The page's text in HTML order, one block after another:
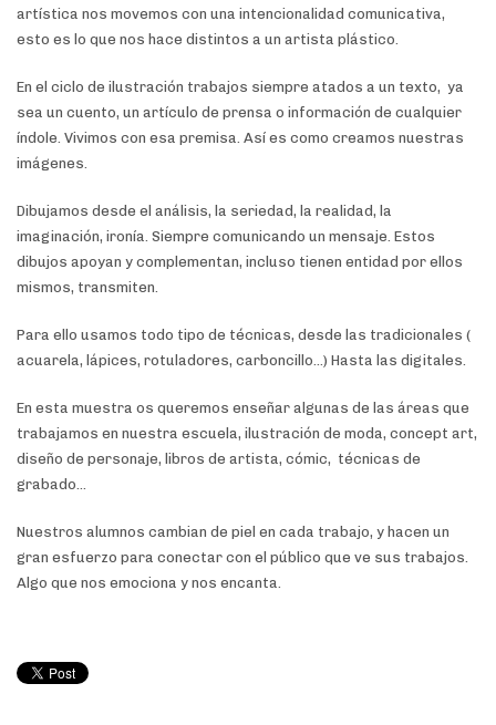
artística nos movemos con una intencionalidad comunicativa,
esto es lo que nos hace distintos a un artista plástico.
En el ciclo de ilustración trabajos siempre atados a un texto, ya
sea un cuento, un artículo de prensa o información de cualquier
índole. Vivimos con esa premisa. Así es como creamos nuestras
imágenes.
Dibujamos desde el análisis, la seriedad, la realidad, la
imaginación, ironía. Siempre comunicando un mensaje. Estos
dibujos apoyan y complementan, incluso tienen entidad por ellos
mismos, transmiten.
Para ello usamos todo tipo de técnicas, desde las tradicionales (
acuarela, lápices, rotuladores, carboncillo…) Hasta las digitales.
En esta muestra os queremos enseñar algunas de las áreas que
trabajamos en nuestra escuela, ilustración de moda, concept art,
diseño de personaje, libros de artista, cómic, técnicas de
grabado…
Nuestros alumnos cambian de piel en cada trabajo, y hacen un
gran esfuerzo para conectar con el público que ve sus trabajos.
Algo que nos emociona y nos encanta.